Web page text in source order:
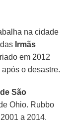
na cidade
Irmãs
em 2012
o desastre.
São
Ohio. Rubbo
a 2014.